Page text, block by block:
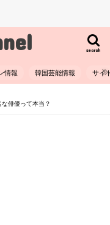
search
情報 韓国芸能情報 サイ
俳優って本当？